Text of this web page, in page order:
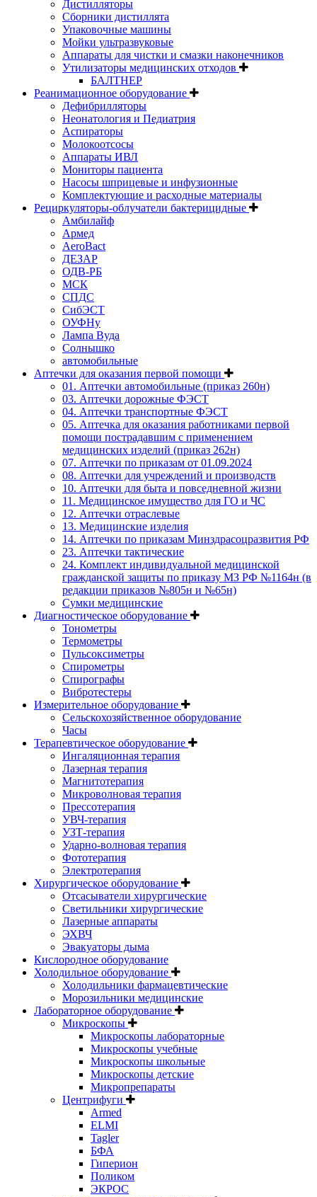
Дистилляторы
Сборники дистиллята
Упаковочные машины
Мойки ультразвуковые
Аппараты для чистки и смазки наконечников
Утилизаторы медицинских отходов
БАЛТНЕР
Реанимационное оборудование
Дефибрилляторы
Неонатология и Педиатрия
Аспираторы
Молокоотсосы
Аппараты ИВЛ
Мониторы пациента
Насосы шприцевые и инфузионные
Комплектующие и расходные материалы
Рециркуляторы-облучатели бактерицидные
Амбилайф
Армед
AeroBact
ДЕЗАР
ОДВ-РБ
МСК
СПДС
СибЭСТ
ОУФНу
Лампа Вуда
Солнышко
автомобильные
Аптечки для оказания первой помощи
01. Аптечки автомобильные (приказ 260н)
03. Аптечки дорожные ФЭСТ
04. Аптечки транспортные ФЭСТ
05. Аптечка для оказания работниками первой
помощи пострадавшим с применением
медицинских изделий (приказ 262н)
07. Аптечки по приказам от 01.09.2024
08. Аптечки для учреждений и производств
10. Аптечки для быта и повседневной жизни
11. Медицинское имущество для ГО и ЧС
12. Аптечки отраслевые
13. Медицинские изделия
14. Аптечки по приказам Минздрасоцразвития РФ
23. Аптечки тактические
24. Комплект индивидуальной медицинской
гражданской защиты по приказу МЗ РФ №1164н (в
редакции приказов №805н и №65н)
Сумки медицинские
Диагностическое оборудование
Тонометры
Термометры
Пульсоксиметры
Спирометры
Спирографы
Вибротестеры
Измерительное оборудование
Сельскохозяйственное оборудование
Часы
Терапевтическое оборудование
Ингаляционная терапия
Лазерная терапия
Магнитотерапия
Микроволновая терапия
Прессотерапия
УВЧ-терапия
УЗТ-терапия
Ударно-волновая терапия
Фототерапия
Электротерапия
Хирургическое оборудование
Отсасыватели хирургические
Светильники хирургические
Лазерные аппараты
ЭХВЧ
Эвакуаторы дыма
Кислородное оборудование
Холодильное оборудование
Холодильники фармацевтические
Морозильники медицинские
Лабораторное оборудование
Микроскопы
Микроскопы лабораторные
Микроскопы учебные
Микроскопы школьные
Микроскопы детские
Микропрепараты
Центрифуги
Armed
ELMI
Tagler
БФА
Гиперион
Поликом
ЭКРОС